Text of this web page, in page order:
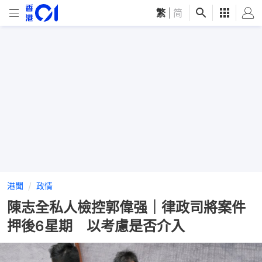
繁 简
港聞 政情
陳志全私人檢控郭偉强｜律政司將案件
押後6星期 以考慮是否介入